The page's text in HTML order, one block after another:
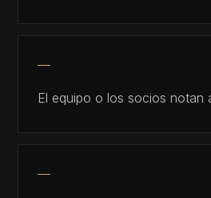
El equipo o los socios notan